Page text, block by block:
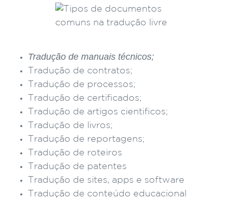
Tradução de manuais técnicos;
Tradução de contratos;
Tradução de processos;
Tradução de certificados;
Tradução de artigos cientificos;
Tradução de livros;
Tradução de reportagens;
Tradução de roteiros
Tradução de patentes
Tradução de sites, apps e software
Tradução de conteúdo educacional